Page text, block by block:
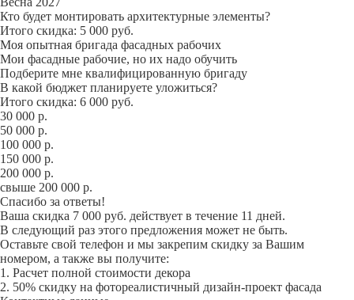
Кто будет монтировать архитектурные элементы?
Итого скидка: 5 000 руб.
Моя опытная бригада фасадных рабочих
Мои фасадные рабочие, но их надо обучить
Подберите мне квалифицированную бригаду
В какой бюджет планируете уложиться?
Итого скидка: 6 000 руб.
30 000 р.
50 000 р.
100 000 р.
150 000 р.
200 000 р.
свыше 200 000 р.
Спасибо за ответы!
Ваша скидка 7 000 руб. действует в течение 11 дней.
В следующий раз этого предложения может не быть.
Оставьте свой телефон и мы закрепим скидку за Вашим
номером, а также вы получите:
1. Расчет полной стоимости декора
2. 50% скидку на фотореалистичный дизайн-проект фасада